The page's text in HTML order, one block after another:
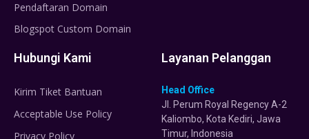
Pendaftaran Domain
Blogspot Custom Domain
Hubungi Kami
Kirim Tiket Bantuan
Acceptable Use Policy
Privacy Policy
Layanan Pelanggan
Head Office
Jl. Perum Royal Regency A-2
Kaliombo, Kota Kediri, Jawa
Timur, Indonesia